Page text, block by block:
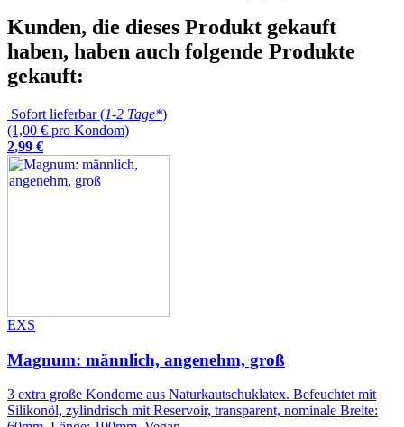
Kunden, die dieses Produkt gekauft
haben, haben auch folgende Produkte
gekauft:
Sofort lieferbar (1-2 Tage*)
(1,00 € pro Kondom)
2,99 €
EXS
Magnum: männlich, angenehm, groß
3 extra große Kondome aus Naturkautschuklatex. Befeuchtet mit
Silikonöl, zylindrisch mit Reservoir, transparent, nominale Breite: